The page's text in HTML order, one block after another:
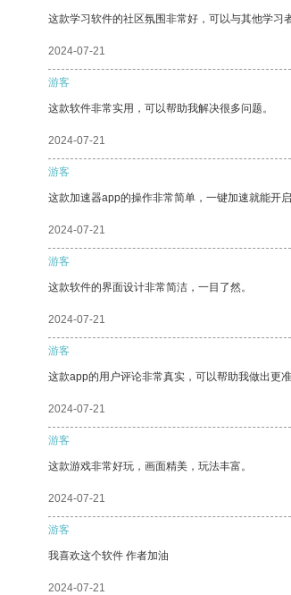
这款学习软件的社区氛围非常好，可以与其他学习
2024-07-21
游客
这款软件非常实用，可以帮助我解决很多问题。
2024-07-21
游客
这款加速器app的操作非常简单，一键加速就能开启
2024-07-21
游客
这款软件的界面设计非常简洁，一目了然。
2024-07-21
游客
这款app的用户评论非常真实，可以帮助我做出更准
2024-07-21
游客
这款游戏非常好玩，画面精美，玩法丰富。
2024-07-21
游客
我喜欢这个软件 作者加油
2024-07-21